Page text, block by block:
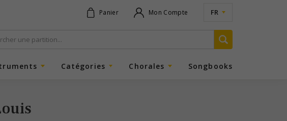
Panier Mon Compte FR
Catégories Chorales Songbooks